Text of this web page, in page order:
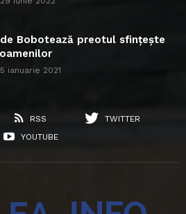
Bobotează preotul sfințește
5 ianuarie 2021
RSS
TWITTER
YOUTUBE